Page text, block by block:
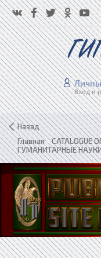
Вход и
Назад
Главная»CATALOGUE
ГУМАНИТАРНЫЕ